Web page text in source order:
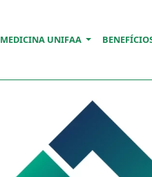
MEDICINA UNIFAA